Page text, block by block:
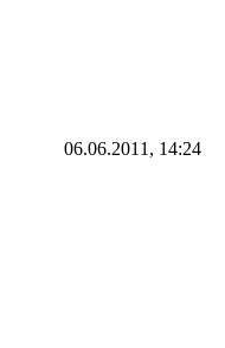
06.06.2011, 14:24